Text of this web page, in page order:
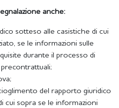
anche:
sotteso alle casistiche di cui
se le informazioni sulle
durante il processo di
del rapporto giuridico
cui sopra se le informazioni